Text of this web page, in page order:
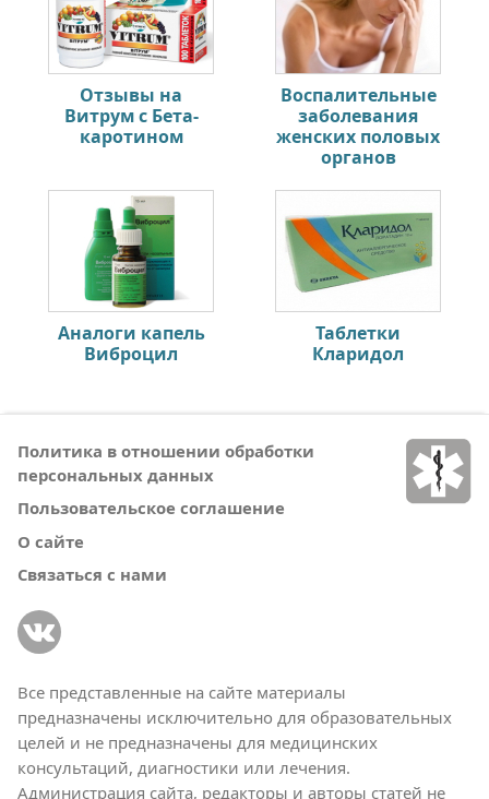
Отзывы на
Витрум с Бета-
каротином
Воспалительные
заболевания
женских половых
органов
Аналоги капель
Виброцил
Таблетки
Кларидол
Политика в отношении обработки
персональных данных
Пользовательское соглашение
О сайте
Связаться с нами
Все представленные на сайте материалы
предназначены исключительно для образовательных
целей и не предназначены для медицинских
консультаций, диагностики или лечения.
Администрация сайта, редакторы и авторы статей не